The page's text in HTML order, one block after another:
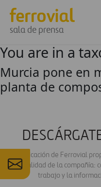
sala de prensa
You are in a
Murcia pone en
planta de
La aplicación de Ferrovial
actualidad de la compañía:
trabajo y la